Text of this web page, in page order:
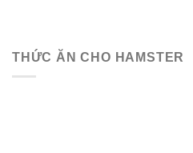
THỨC ĂN CHO HAMSTER